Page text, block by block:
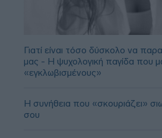
Γιατί είναι τόσο δύσκολο να
μας - Η ψυχολογική παγίδα που
«εγκλωβισμένους»
Η συνήθεια που «σκουριάζει»
σου